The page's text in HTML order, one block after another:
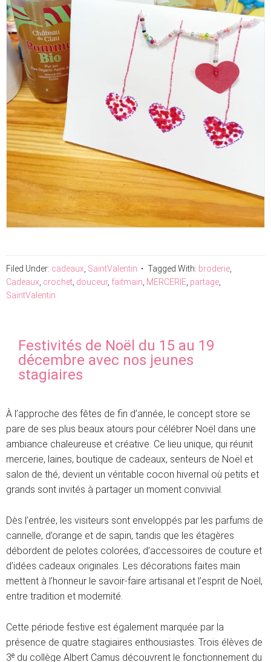
Filed Under: cadeaux SaintValentin Tagged With: broderie
Cadeaux crochet douceur, faitmain MERCERIE partage
SaintValentin
Festivités de Noël du 15 au 19
décembre avec nos jeunes
stagiaires
À l’approche des fêtes de fin d’année, le concept store se
pare de ses plus beaux atours pour célébrer Noël dans une
ambiance chaleureuse et créative. Ce lieu unique, qui réunit
mercerie, laines, boutique de cadeaux, senteurs de Noël et
salon de thé, devient un véritable cocon hivernal où petits et
grands sont invités à partager un moment convivial.
Dès l’entrée, les visiteurs sont enveloppés par les parfums de
cannelle, d’orange et de sapin, tandis que les étagères
débordent de pelotes colorées, d’accessoires de couture et
d’idées cadeaux originales. Les décorations faites main
mettent à l’honneur le savoir-faire artisanal et l’esprit de Noël,
entre tradition et modernité.
Cette période festive est également marquée par la
présence de quatre stagiaires enthousiastes. Trois élèves de
3ᵉ du collège Albert Camus découvrent le fonctionnement du